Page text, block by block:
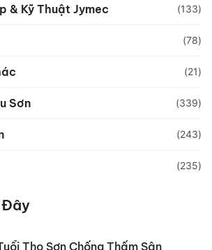
& Kỹ Thuật Jymec (133)
(78)
(21)
Sơn (339)
(243)
(235)
Đây
Thọ Sơn Chống Thấm Sân